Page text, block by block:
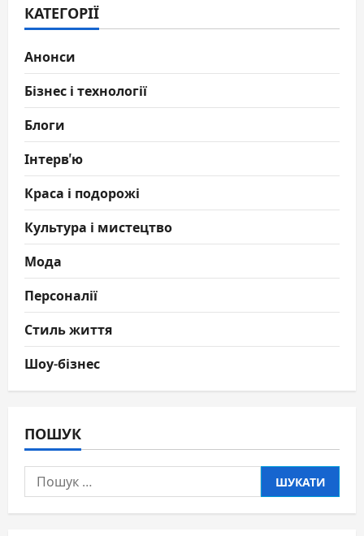
КАТЕГОРІЇ
Анонси
Бізнес і технології
Блоги
Інтерв'ю
Краса і подорожі
Культура і мистецтво
Мода
Персоналії
Стиль життя
Шоу-бізнес
ПОШУК
Пошук: